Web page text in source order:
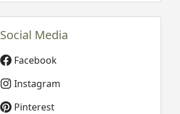
Social Media
Facebook
Instagram
Pinterest